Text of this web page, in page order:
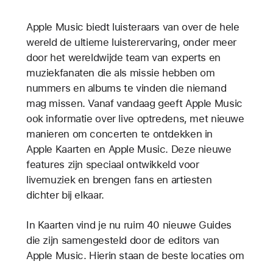
Apple Music biedt luisteraars van over de hele
wereld de ultieme luisterervaring, onder meer
door het wereldwijde team van experts en
muziekfanaten die als missie hebben om
nummers en albums te vinden die niemand
mag missen. Vanaf vandaag geeft Apple Music
ook informatie over live optredens, met nieuwe
manieren om concerten te ontdekken in
Apple Kaarten en Apple Music. Deze nieuwe
features zijn speciaal ontwikkeld voor
livemuziek en brengen fans en artiesten
dichter bij elkaar.
In Kaarten vind je nu ruim 40 nieuwe Guides
die zijn samengesteld door de editors van
Apple Music. Hierin staan de beste locaties om